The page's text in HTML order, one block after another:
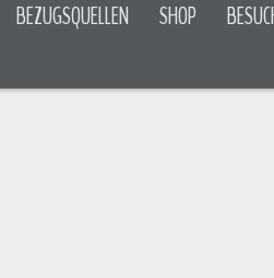
BEZUGSQUELLEN SHOP